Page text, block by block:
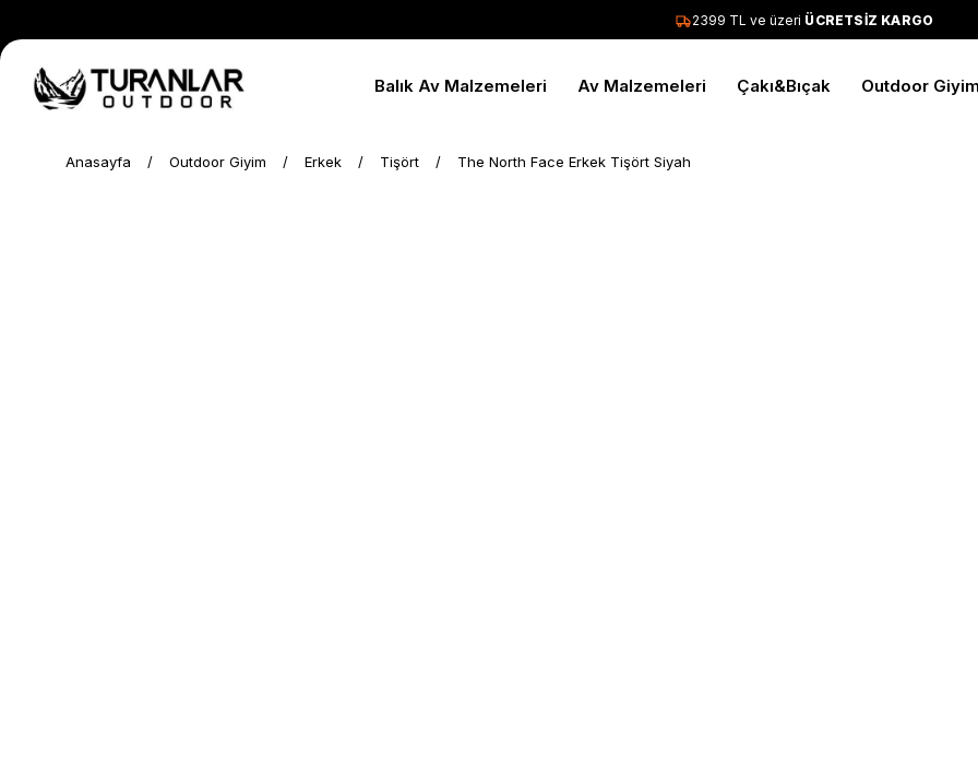
2399 TL ve üzeriÜCRETSİZ KARGO
Balık Av Malzemeleri Av Malzemeleri Çakı&Bıçak Outdoor
Anasayfa Outdoor Giyim Erkek Tişört The North Face Erkek Tişört Siyah